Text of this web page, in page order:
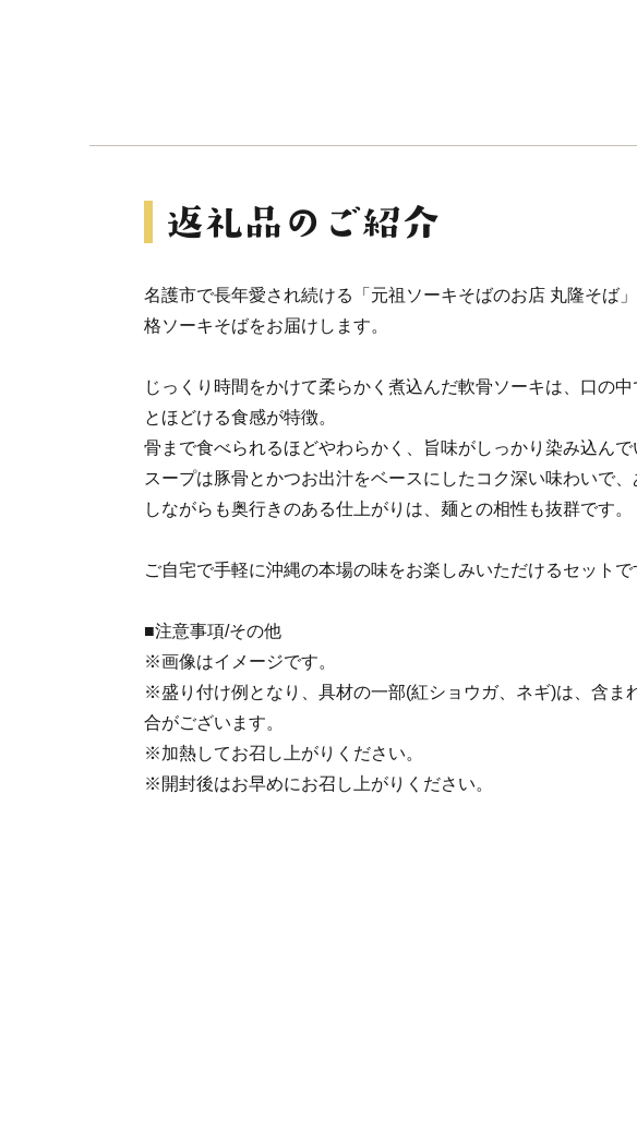
名護市で長年愛され続ける「元祖ソーキそばのお店 丸隆そば
格ソーキそばをお届けします。
じっくり時間をかけて柔らかく煮込んだ軟骨ソーキは、口の中
とほどける食感が特徴。
骨まで食べられるほどやわらかく、旨味がしっかり染み込んで
スープは豚骨とかつお出汁をベースにしたコク深い味わいで、
しながらも奥行きのある仕上がりは、麺との相性も抜群です。
ご自宅で手軽に沖縄の本場の味をお楽しみいただけるセットで
■注意事項/その他
※画像はイメージです。
※盛り付け例となり、具材の一部(紅ショウガ、ネギ)は、含ま
合がございます。
※加熱してお召し上がりください。
※開封後はお早めにお召し上がりください。